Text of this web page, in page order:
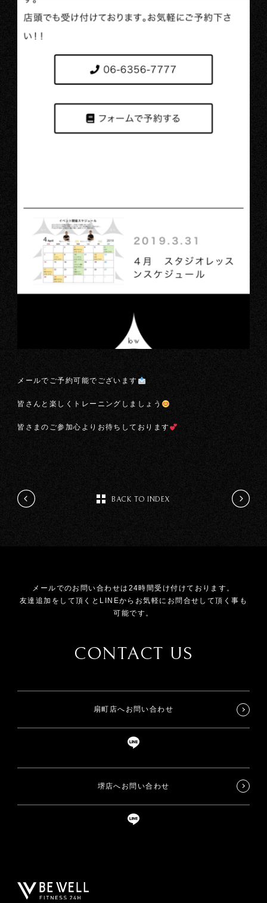
メールでご予約可能でございます
皆さんと楽しくトレーニングしましょう
皆さまのご参加心よりお待ちしております
BACK TO INDEX
メールでのお問い合わせは24時間受け付けております。
友達追加をして頂くとLINEからお気軽にお問合せして頂く事も
可能です。
CONTACT US
扇町店へお問い合わせ
堺店へお問い合わせ